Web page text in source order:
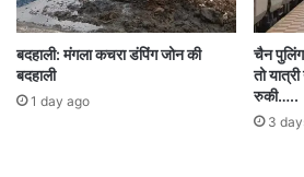
बदहाली: मंगला कचरा डंपिंग जोन की
बदहाली
1 day ago
चैन
तो
रुकी…..
3